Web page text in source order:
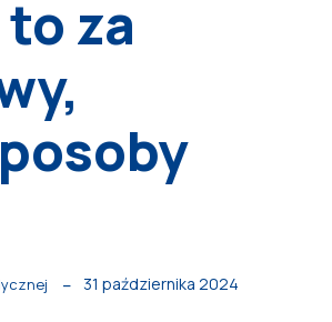
za
31 października 2024